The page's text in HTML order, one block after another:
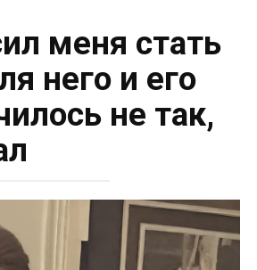
меня стать
него и его
не так,